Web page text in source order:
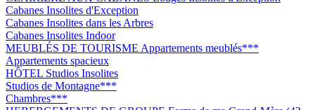
Cabanes Insolites d'Exception
Cabanes Insolites dans les Arbres
Cabanes Insolites Indoor
MEUBLÉS DE TOURISME Appartements meublés***
Appartements spacieux
HÔTEL Studios Insolites
Studios de Montagne***
Chambres***